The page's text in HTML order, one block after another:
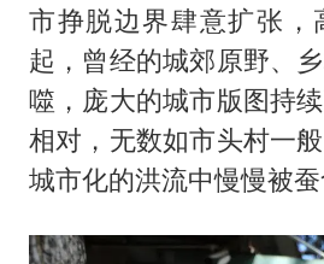
市挣脱边界肆意扩张，
起，曾经的城郊原野、
噬，庞大的城市版图持
相对，无数如市头村一
城市化的洪流中慢慢被蚕